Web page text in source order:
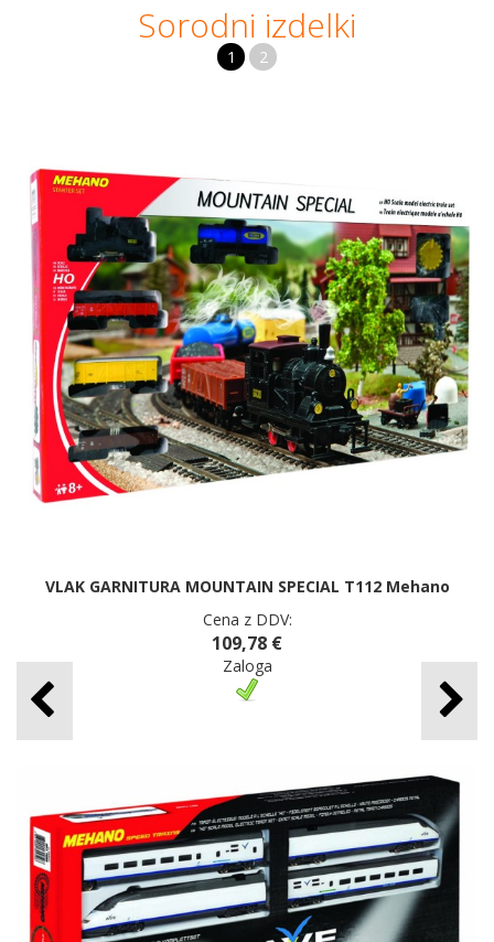
Sorodni izdelki
1 2
VLAK GARNITURA MOUNTAIN SPECIAL T112 Mehano
Cena z DDV:
109,78 €
Zaloga